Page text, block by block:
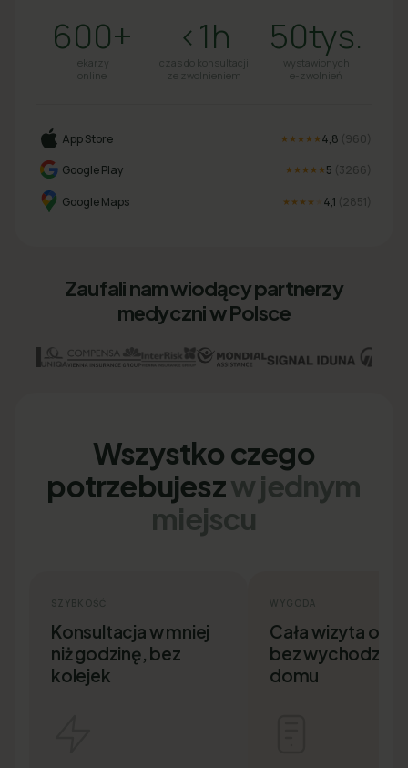
600+
lekarzy
online
<1h
czas do konsultacji
ze zwolnieniem
50tys.
wystawionych
e-zwolnień
App Store ★★★★★ 4,8 (960
Google Play
★★★★★ 5 (3266
Google Maps ★★★★ 4,1 (2851
Zaufali nam wiodący partnerzy
medyczni w Polsce
Wszystko czego
potrzebujeszw jednym
miejscu
SZYBKOŚĆ
Konsultacja w mniej
niż godzinę, bez
kolejek
WYGODA
Cała wizyta
bez
domu